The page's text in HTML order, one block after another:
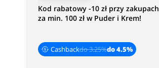
Kod rabatowy -10 zł przy zakupach
za min. 100 zł w Puder i Krem!
Cashbackdo 3.25%do 4.5%